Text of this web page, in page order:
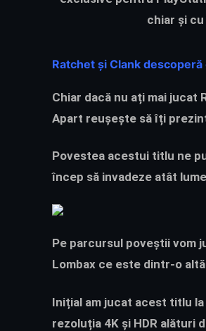
chiar și
Ratchet și Clank
Chiar dacă nu ați mai jucat
Apart reușește să îți
Povestea acestui titlu ne
încep să invadeze atât
Pe parcursul poveștii vom
Lombax ce este dintr-o
Inițial am jucat acest titlu
rezoluția 4K și HDR alături